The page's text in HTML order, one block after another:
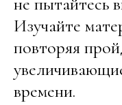
Изучайте
повторяя
времени.